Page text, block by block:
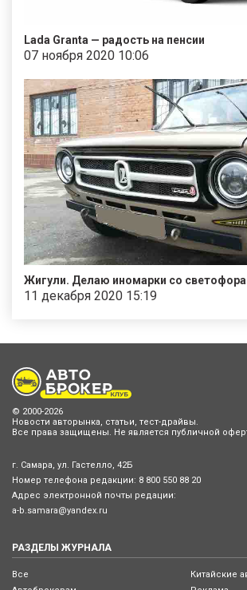
Lada Granta — радость на пенсии
07 ноября 2020 10:06
Жигули. Делаю иномарки со светофора
11 декабря 2020 15:19
© 2000-2026
Новости авторынка, статьи, тест-драйвы.
Все права защищены. Не является публичной
г. Самара, ул. Гастелло, 42Б
Номер телефона редакции: 8 800 550 88 20
Адрес электронной почты редации:
a-b.samara@yandex.ru
РАЗДЕЛЫ ЖУРНАЛА
Все
Китайские